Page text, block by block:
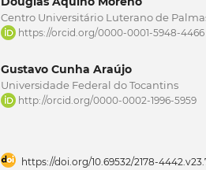
Centro Universitário Luterano de
https://orcid.org/0000-0001-5948-4466
Gustavo Cunha Araújo
Universidade Federal do Tocantins
http://orcid.org/0000-0002-1996-5959
https://doi.org/10.69532/2178-